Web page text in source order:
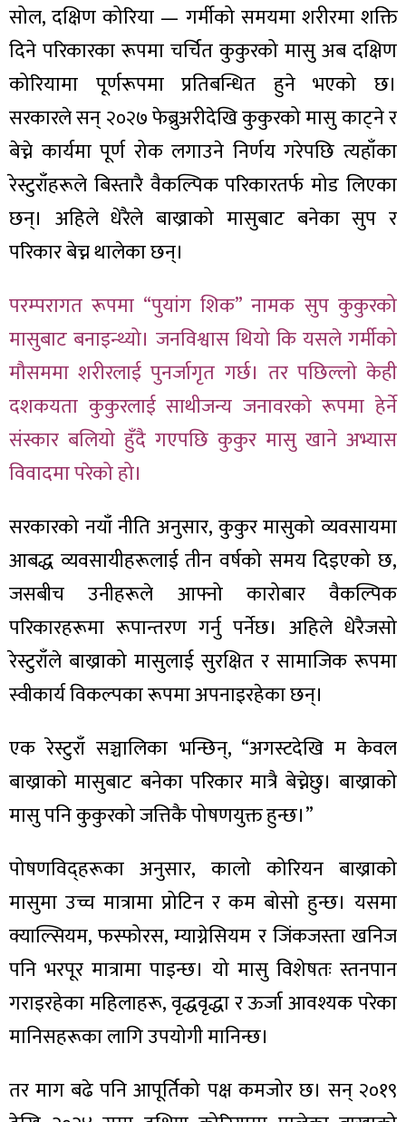
सोल, दक्षिण कोरिया — गर्मीको समयमा शरीरमा शक्ति
दिने परिकारका रूपमा चर्चित कुकुरको मासु अब दक्षिण
कोरियामा पूर्णरूपमा प्रतिबन्धित हुने भएको छ।
सरकारले सन् २०२७ फेब्रुअरीदेखि कुकुरको मासु काट्ने र
बेच्ने कार्यमा पूर्ण रोक लगाउने निर्णय गरेपछि त्यहाँका
रेस्टुराँहरूले बिस्तारै वैकल्पिक परिकारतर्फ मोड लिएका
छन्। अहिले धेरैले बाख्राको मासुबाट बनेका सुप र
परिकार बेच्न थालेका छन्।
परम्परागत रूपमा “पुयांग शिक” नामक सुप कुकुरको
मासुबाट बनाइन्थ्यो। जनविश्वास थियो कि यसले गर्मीको
मौसममा शरीरलाई पुनर्जागृत गर्छ। तर पछिल्लो केही
दशकयता कुकुरलाई साथीजन्य जनावरको रूपमा हेर्ने
संस्कार बलियो हुँदै गएपछि कुकुर मासु खाने अभ्यास
विवादमा परेको हो।
सरकारको नयाँ नीति अनुसार, कुकुर मासुको व्यवसायमा
आबद्ध व्यवसायीहरूलाई तीन वर्षको समय दिइएको छ,
जसबीच उनीहरूले आफ्नो कारोबार वैकल्पिक
परिकारहरूमा रूपान्तरण गर्नु पर्नेछ। अहिले धेरैजसो
रेस्टुराँले बाख्राको मासुलाई सुरक्षित र सामाजिक रूपमा
स्वीकार्य विकल्पका रूपमा अपनाइरहेका छन्।
एक रेस्टुराँ सञ्चालिका भन्छिन्, “अगस्टदेखि म केवल
बाख्राको मासुबाट बनेका परिकार मात्रै बेच्नेछु। बाख्राको
मासु पनि कुकुरको जत्तिकै पोषणयुक्त हुन्छ।”
पोषणविद्हरूका अनुसार, कालो कोरियन बाख्राको
मासुमा उच्च मात्रामा प्रोटिन र कम बोसो हुन्छ। यसमा
क्याल्सियम, फस्फोरस, म्याग्नेसियम र जिंकजस्ता खनिज
पनि भरपूर मात्रामा पाइन्छ। यो मासु विशेषतः स्तनपान
गराइरहेका महिलाहरू, वृद्धवृद्धा र ऊर्जा आवश्यक परेका
मानिसहरूका लागि उपयोगी मानिन्छ।
तर माग बढे पनि आपूर्तिको पक्ष कमजोर छ। सन् २०१९